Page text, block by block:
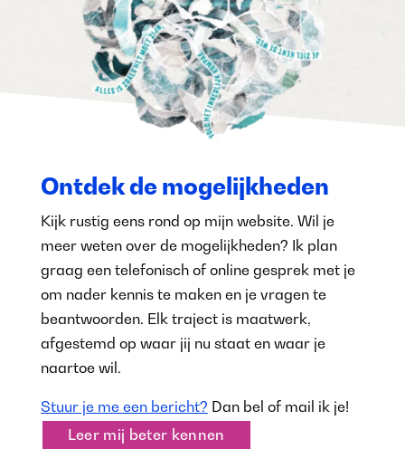
Ontdek de mogelijkheden
Kijk rustig eens rond op mijn website. Wil je
meer weten over de mogelijkheden? Ik plan
graag een telefonisch of online gesprek met je
om nader kennis te maken en je vragen te
beantwoorden. Elk traject is maatwerk,
afgestemd op waar jij nu staat en waar je
naartoe wil.
Stuur je me een bericht? Dan bel of mail ik je!
Leer mij beter kennen